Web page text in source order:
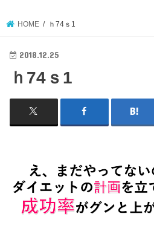
HOME ｈ74ｓ1
2018.12.25
ｈ74ｓ1